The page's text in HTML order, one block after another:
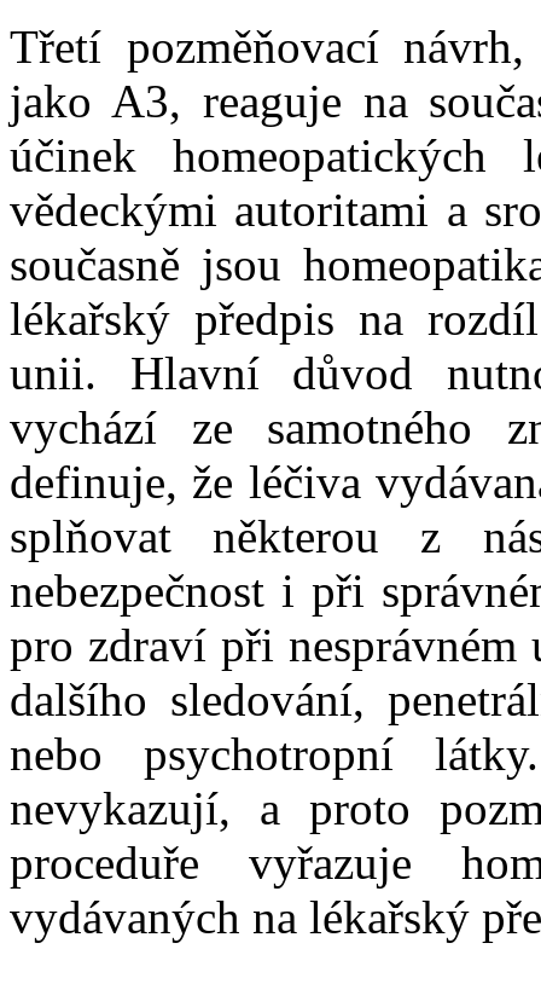
Třetí pozměňovací
jako A3, reaguje na
účinek homeopatických
vědeckými autoritami a
současně jsou
lékařský předpis na
unii. Hlavní důvod
vychází ze samotného
definuje, že léčiva
splňovat některou z
nebezpečnost i při
pro zdraví při
dalšího sledování,
nebo psychotropní
nevykazují, a proto
proceduře vyřazuje
vydávaných na lékařský